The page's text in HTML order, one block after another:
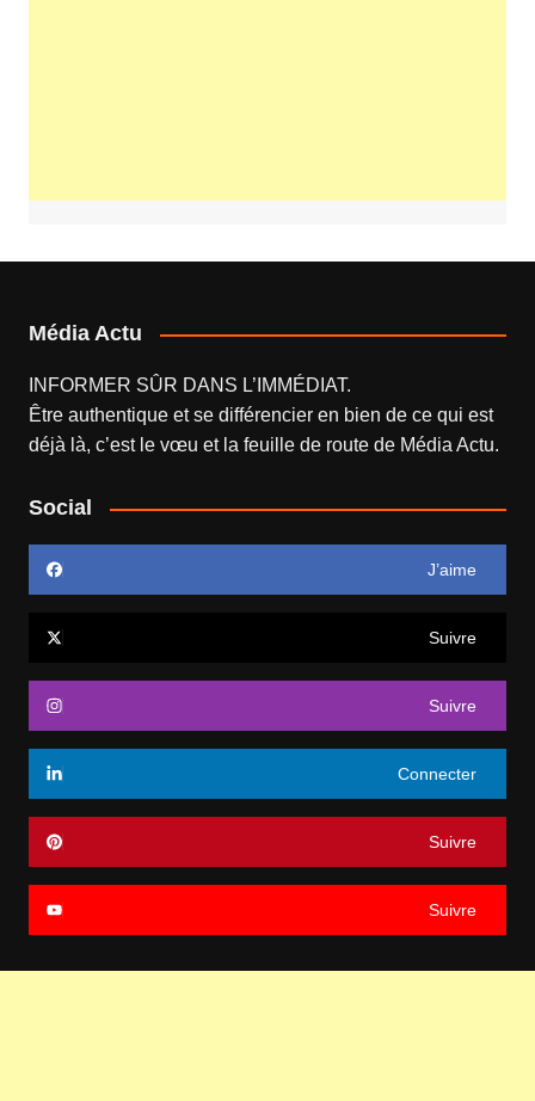
Média Actu
INFORMER SÛR DANS L’IMMÉDIAT.
Être authentique et se différencier en bien de ce qui est
déjà là, c’est le vœu et la feuille de route de Média Actu.
Social
J’aime
Suivre
Suivre
Connecter
Suivre
Suivre